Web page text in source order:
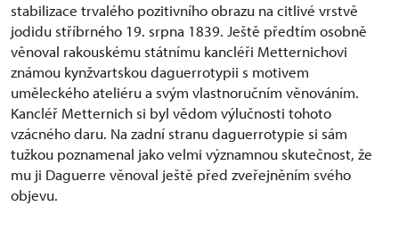
stabilizace trvalého pozitivního obrazu na citlivé vrstvě
jodidu stříbrného 19. srpna 1839. Ještě předtím osobně
věnoval rakouskému státnímu kancléři Metternichovi
známou kynžvartskou daguerrotypii s motivem
uměleckého ateliéru a svým vlastnoručním věnováním.
Kancléř Metternich si byl vědom výlučnosti tohoto
vzácného daru. Na zadní stranu daguerrotypie si sám
tužkou poznamenal jako velmi významnou skutečnost, že
mu ji Daguerre věnoval ještě před zveřejněním svého
objevu.